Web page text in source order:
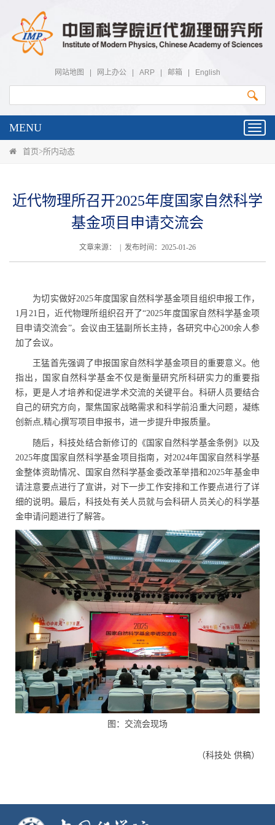
网站地图 网上办公 ARP 邮箱 English
MENU
首页>所内动态
近代物理所召开2025年度国家自然科学
基金项目申请交流会
文章来源： | 发布时间：2025-01-26
为切实做好2025年度国家自然科学基金项目组织申报工作，
1 月 21 日，近代物理所组织召开了“2025年度国家自然科学基金项
目申请交流会”。会议由王猛副所长主持，各研究中心200余人参
加了会议。
王猛首先强调了申报国家自然科学基金项目的重要意义。他
指出，国家自然科学基金不仅是衡量研究所科研实力的重要指
标，更是人才培养和促进学术交流的关键平台。科研人员要结合
自己的研究方向，聚焦国家战略需求和科学前沿重大问题，凝练
创新点,精心撰写项目申报书，进一步提升申报质量。
随后，科技处结合新修订的《国家自然科学基金条例》以及
2025年度国家自然科学基金项目指南，对2024年国家自然科学基
金整体资助情况、国家自然科学基金委改革举措和 2025年基金申
请注意要点进行了宣讲，对下一步工作安排和工作要点进行了详
细的说明。最后，科技处有关人员就与会科研人员关心的科学基
金申请问题进行了解答。
图：交流会现场
（科技处 供稿）